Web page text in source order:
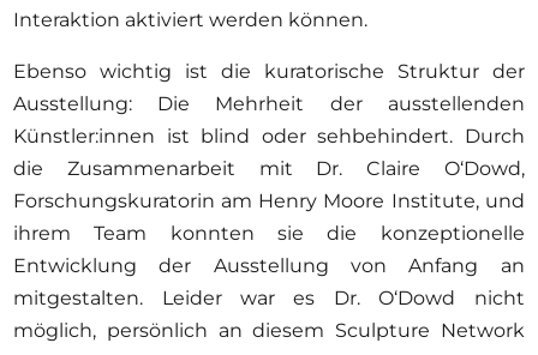
Interaktion aktiviert werden können.
Ebenso wichtig ist die kuratorische Struktur der
Ausstellung: Die Mehrheit der ausstellenden
Künstler:innen ist blind oder sehbehindert. Durch
die Zusammenarbeit mit Dr. Claire O‘Dowd,
Forschungskuratorin am Henry Moore Institute, und
ihrem Team konnten sie die konzeptionelle
Entwicklung der Ausstellung von Anfang an
mitgestalten. Leider war es Dr. O‘Dowd nicht
möglich, persönlich an diesem Sculpture Network